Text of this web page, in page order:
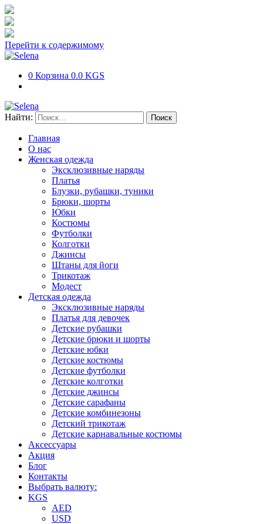
Перейти к содержимому
0 Корзина 0.0 KGS
Найти:
Главная
О нас
Женская одежда
Эксклюзивные наряды
Платья
Блузки, рубашки, туники
Брюки, шорты
Юбки
Костюмы
Футболки
Колготки
Джинсы
Штаны для йоги
Трикотаж
Модест
Детская одежда
Эксклюзивные наряды
Платья для девочек
Детские рубашки
Детские брюки и шорты
Детские юбки
Детские костюмы
Детские футболки
Детские колготки
Детские джинсы
Детские сарафаны
Детские комбинезоны
Детский трикотаж
Детские карнавальные костюмы
Аксессуары
Акция
Блог
Контакты
Выбрать валюту:
KGS
AED
USD